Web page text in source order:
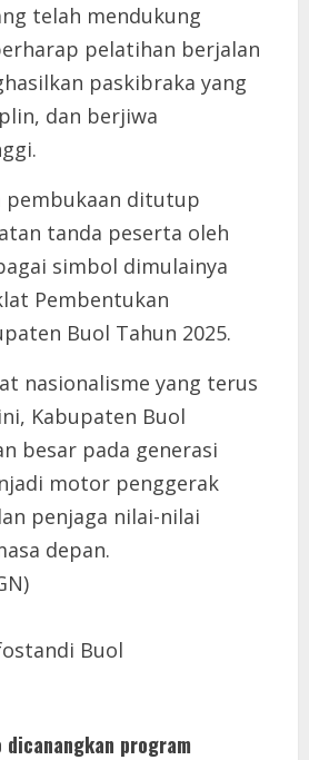
telah mendukung
pelatihan berjalan
paskibraka yang
dan berjiwa
pembukaan ditutup
tanda peserta oleh
simbol dimulainya
Pembentukan
Buol Tahun 2025.
nasionalisme yang terus
Kabupaten Buol
besar pada generasi
motor penggerak
penjaga nilai-nilai
depan.
Buol
dicanangkan program